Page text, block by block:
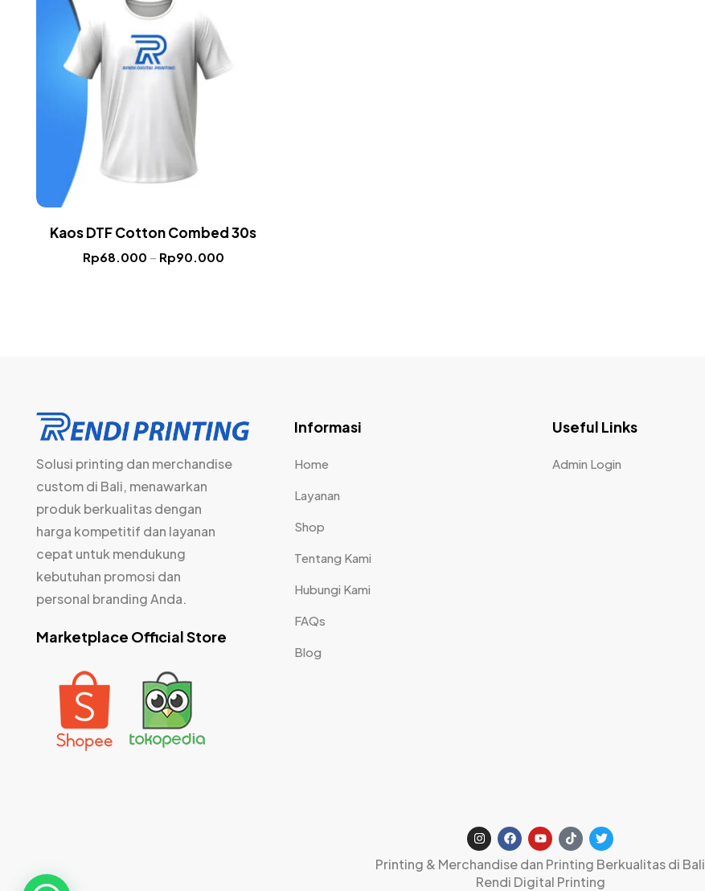
Kaos DTF Cotton Combed 30s
Rp68.000 – Rp90.000
Solusi printing dan merchandise
custom di Bali, menawarkan
produk berkualitas dengan
harga kompetitif dan layanan
cepat untuk mendukung
kebutuhan promosi dan
personal branding Anda.
Marketplace Official Store
Informasi
Home
Layanan
Shop
Tentang Kami
Hubungi Kami
FAQs
Blog
Useful Links
Admin Login
Printing & Merchandise dan Printing Berkualitas di Bali
Rendi Digital Printing